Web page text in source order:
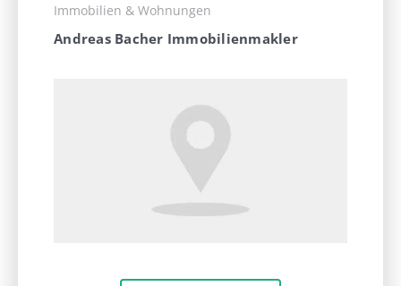
Immobilien & Wohnungen
Andreas Bacher Immobilienmakler